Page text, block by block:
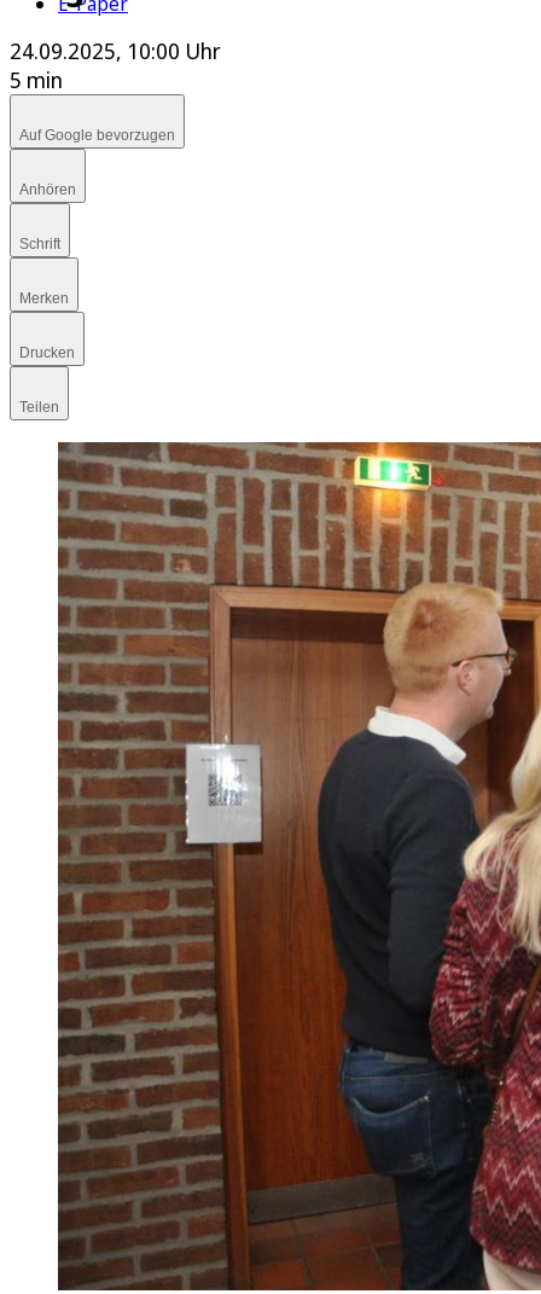
24.09.2025, 10:00 Uhr
5 min
Auf Google bevorzugen
Anhören
Schrift
Merken
Drucken
Teilen